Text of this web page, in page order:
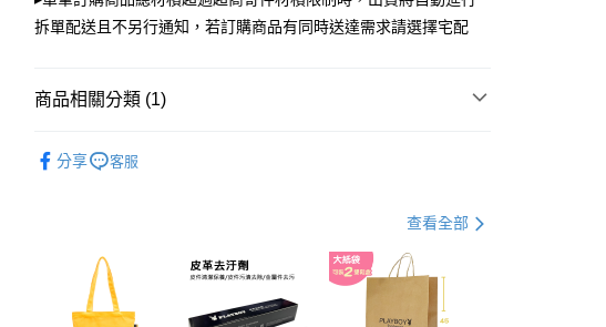
3.實際核准額度、可分期數及費用金額請依後續交易確認頁面所載為準。
【繳款方式說明】
2.透過簡訊連結打開帳單後，可選擇「超商條碼／台灣大直營門市／銀行轉
用戶於交易時，得透過本服務購買商品或服務，並由商店將買賣／分期付
款買賣價金債權讓與本公司後，依約使用本公司帳單繳交帳款。
2.基於同意付款使用「大哥付你分期」之契約關係目的，商店將以您的個人
資料（包含姓名、電話或地址）提供予台灣大哥大進項蒐集、處理及利
運送方式
每筆NT$100，滿NT$700(含以上)免運費
付款後萊爾富取貨
每筆NT$100，滿NT$700(含以上)免運費
拆單配送且不另行通知，若訂購商品有同時送達需求請選擇宅配
商品相關分類 (1)
分享
客服
查看全部